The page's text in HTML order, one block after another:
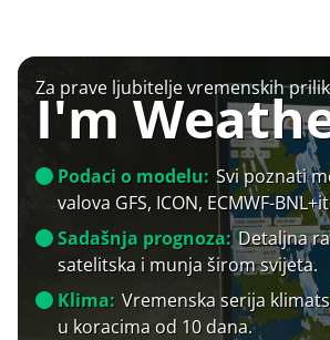
Za prave ljubitelje vremenskih
I'm
Podaci o modelu: Svi poznati
valova GFS, ICON, ECMWF-
Sadašnja prognoza: Detaljna
satelitska i munja širom svijeta.
Klima: Vremenska serija
u koracima od 10 dana.